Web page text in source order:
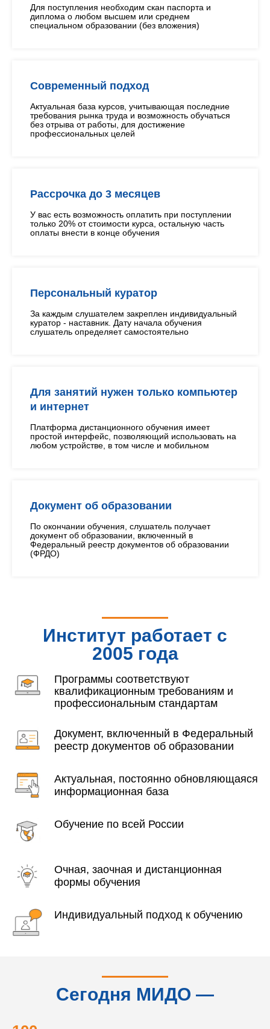
Для поступления необходим скан паспорта и
диплома о любом высшем или среднем
специальном образовании (без вложения)
Современный подход
Актуальная база курсов, учитывающая последние
требования рынка труда и возможность обучаться
без отрыва от работы, для достижение
профессиональных целей
Рассрочка до 3 месяцев
У вас есть возможность оплатить при поступлении
только 20% от стоимости курса, остальную часть
оплаты внести в конце обучения
Персональный куратор
За каждым слушателем закреплен индивидуальный
куратор - наставник. Дату начала обучения
слушатель определяет самостоятельно
Для занятий нужен только компьютер
и интернет
Платформа дистанционного обучения имеет
простой интерфейс, позволяющий использовать на
любом устройстве, в том числе и мобильном
Документ об образовании
По окончании обучения, слушатель получает
документ об образовании, включенный в
Федеральный реестр документов об образовании
(ФРДО)
Институт работает с
2005 года
Программы соответствуют
квалификационным требованиям и
профессиональным стандартам
Документ, включенный в Федеральный
реестр документов об образовании
Актуальная, постоянно обновляющаяся
информационная база
Обучение по всей России
Очная, заочная и дистанционная
формы обучения
Индивидуальный подход к обучению
Сегодня МИДО —